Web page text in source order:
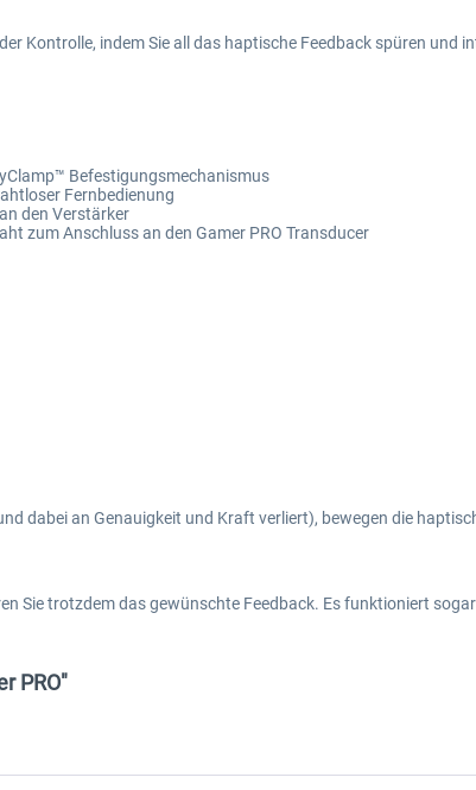
Kontrolle, indem Sie all das haptische Feedback spüren und
Befestigungsmechanismus
Fernbedienung
den Verstärker
zum Anschluss an den Gamer PRO Transducer
dabei an Genauigkeit und Kraft verliert), bewegen die
Sie trotzdem das gewünschte Feedback. Es funktioniert
PRO"